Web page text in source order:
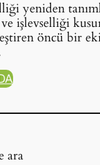
yeniden
ve işlevselliği
öncü bir
ara